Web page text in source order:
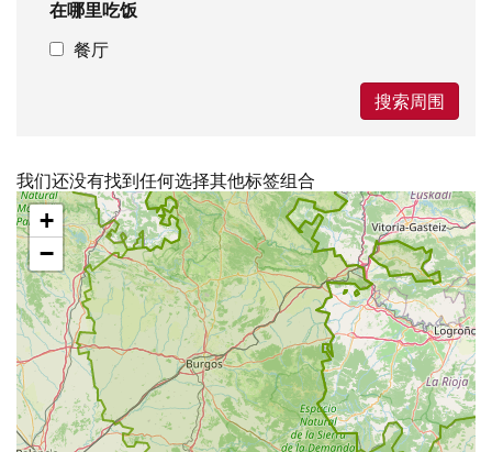
在哪里吃饭
餐厅
搜索周围
我们还没有找到任何选择其他标签组合
跳
过
地
图
+
−